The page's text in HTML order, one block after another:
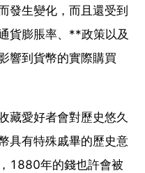
發生變化，而且還受到
貨膨脹率、**政策以及
響到貨幣的實際購買
藏愛好者會對歷史悠久
具有特殊戚畢的歷史意
1880年的錢也許會被